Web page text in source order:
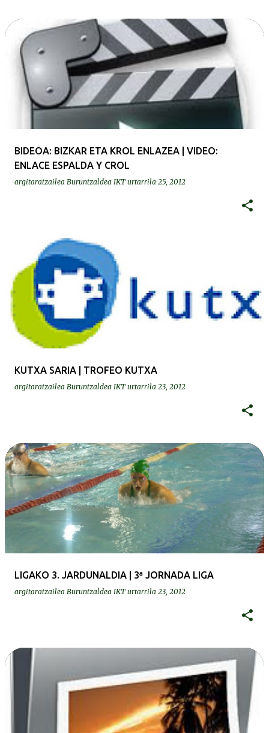
BIDEOA: BIZKAR ETA KROL ENLAZEA | VIDEO:
ENLACE ESPALDA Y CROL
argitaratzailea Buruntzaldea IKT urtarrila 25, 2012
KUTXA SARIA | TROFEO KUTXA
argitaratzailea Buruntzaldea IKT urtarrila 23, 2012
LIGAKO 3. JARDUNALDIA | 3ª JORNADA LIGA
argitaratzailea Buruntzaldea IKT urtarrila 23, 2012